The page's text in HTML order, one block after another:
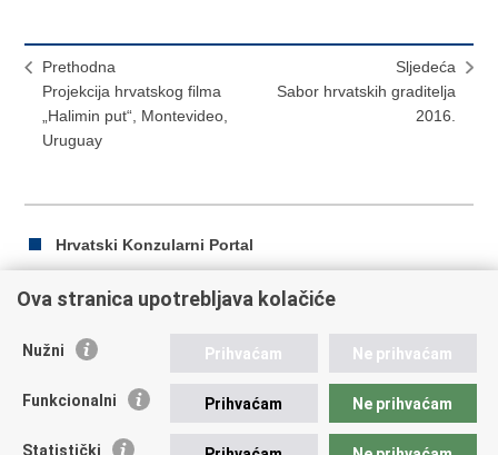
Prethodna
Projekcija hrvatskog filma
„Halimin put“, Montevideo,
Uruguay
Sljedeća
Sabor hrvatskih graditelja
2016.
Hrvatski Konzularni Portal
Ispiši
Podijeli
Facebooku
Twitteru
Republika Hrvatska
Ova stranica upotrebljava kolačiće
Nužni Prihvaćam Ne prihvaćam
Funkcionalni Prihvaćam Ne prihvaćam
Statistički